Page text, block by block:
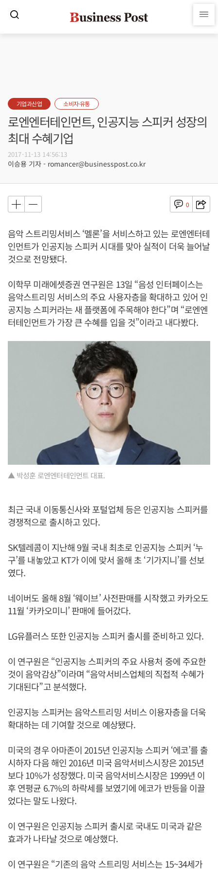
기업과산업 소비자·유통
로엔엔터테인먼트, 인공지능 스피커 성장의
최대 수혜기업
2017-11-13 14:56:13
이승용 기자 - romancer@businesspost.co.kr
0
음악 스트리밍서비스 ‘멜론’을 서비스하고 있는 로엔엔터테
인먼트가 인공지능 스피커 시대를 맞아 실적이 더욱 늘어날
것으로 전망됐다.
이학무 미래에셋증권 연구원은 13일 “음성 인터페이스는
음악스트리밍 서비스의 주요 사용자층을 확대하고 있어 인
공지능 스피커라는 새 플랫폼에 주목해야 한다”며 “로엔엔
터테인먼트가 가장 큰 수혜를 입을 것”이라고 내다봤다.
▲ 박성훈 로엔엔터테인먼트 대표.
최근 국내 이동통신사와 포털업체 등은 인공지능 스피커를
경쟁적으로 출시하고 있다.
SK텔레콤이 지난해 9월 국내 최초로 인공지능 스피커 ‘누
구’를 내놓았고 KT가 이에 맞서 올해 초 ‘기가지니’를 선보
였다.
네이버도 올해 8월 ‘웨이브’ 사전판매를 시작했고 카카오도
11월 ‘카카오미니’ 판매에 들어갔다.
LG유플러스 또한 인공지능 스피커 출시를 준비하고 있다.
이 연구원은 “인공지능 스피커의 주요 사용처 중에 주요한
것이 음악감상”이라며 “음악서비스업체의 직접적 수혜가
기대된다”고 분석했다.
인공지능 스피커는 음악스트리밍 서비스 이용자층을 더욱
확대하는 데 기여할 것으로 예상됐다.
미국의 경우 아마존이 2015년 인공지능 스피커 ‘에코’를 출
시하자 다음 해인 2016년 미국 음악서비스시장은 2015년
보다 10%가 성장했다. 미국 음악서비스시장은 1999년 이
후 연평균 6.7%의 하락세를 보였기에 에코가 반등을 이끌
었다는 말도 나왔다.
이 연구원은 인공지능 스피커 출시로 국내도 미국과 같은
효과가 나타날 것으로 예상했다.
이 연구원은 “기존의 음악 스트리밍 서비스는 15~34세가